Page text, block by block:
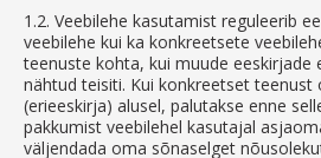
1.2. Veebilehe kasutamist reguleerib
veebilehe kui ka konkreetsete
teenuste kohta, kui muude eeskirjade
nähtud teisiti. Kui konkreetset teenust
(erieeskirja) alusel, palutakse enne
pakkumist veebilehel kasutajal
väljendada oma sõnaselget